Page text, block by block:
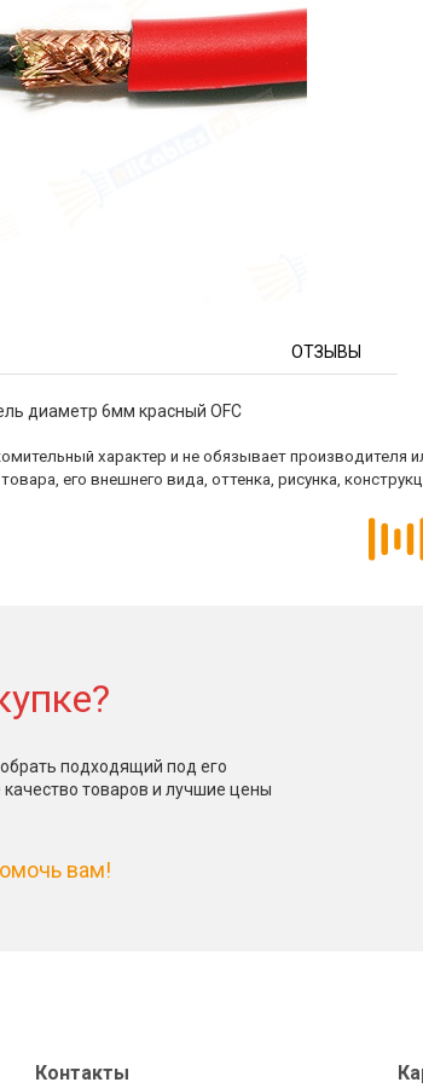
ОТЗЫВЫ
диаметр 6мм красный OFC
характер и не обязывает
его внешнего вида, оттенка, рисунка,
подходящий под его
товаров и лучшие цены
вам!
Контакты